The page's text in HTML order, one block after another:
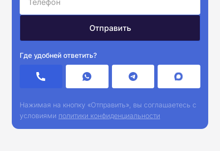
Где удобней ответить?
Нажимая на кнопку «Отправить», вы соглашаетесь с
условиями политики конфиденциальности